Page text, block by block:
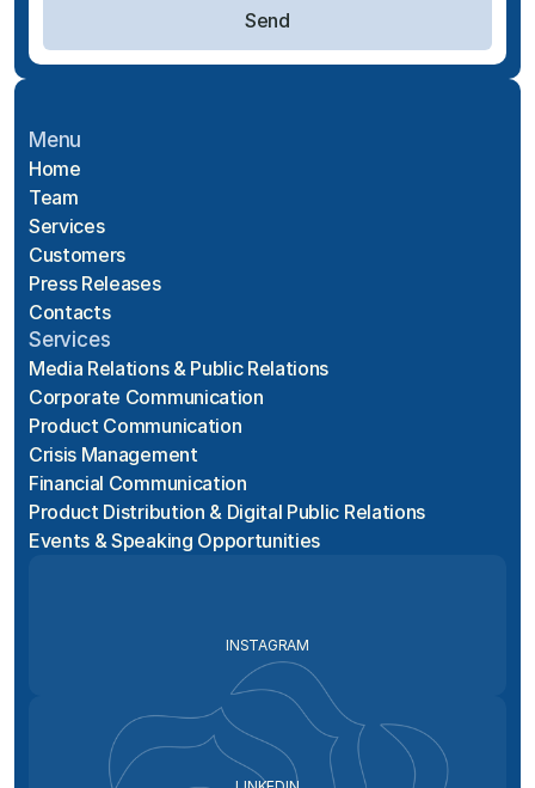
Send
INSTAGRAM
Menu
Home
Team
Services
Customers
Press Releases
Contacts
Services
Media Relations & Public Relations
Corporate Communication
Product Communication
Crisis Management
Financial Communication
Product Distribution & Digital Public Relations
Events & Speaking Opportunities